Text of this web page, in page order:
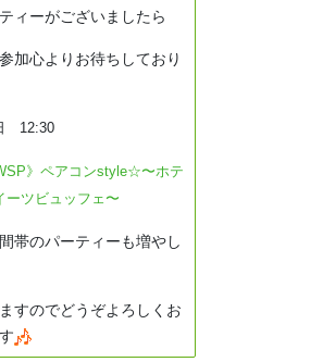
ィーがございましたら
加心よりお待ちしており
12:30
》ペアコンstyle☆〜ホテ
ーツビュッフェ〜
帯のパーティーも増やし
すのでどうぞよろしくお